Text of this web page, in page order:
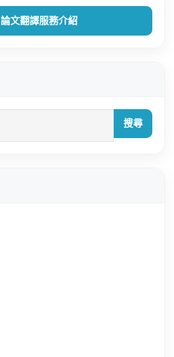
論文翻譯服務介紹
搜尋